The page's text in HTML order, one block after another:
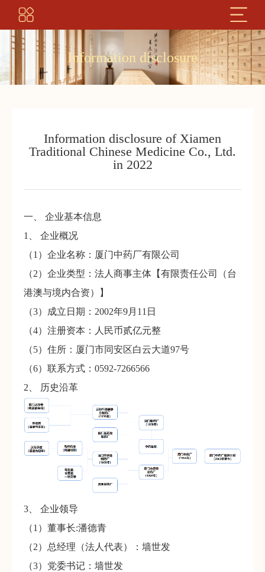
Information disclosure
Information disclosure of Xiamen
Traditional Chinese Medicine Co., Ltd.
in 2022
一、 企业基本信息
1、 企业概况
（1）企业名称：厦门中药厂有限公司
（2）企业类型：法人商事主体【有限责任公司（台
港澳与境内合资）】
（3）成立日期：2002年9月11日
（4）注册资本：人民币贰亿元整
（5）住所：厦门市同安区白云大道97号
（6）联系方式：0592-7266566
2、 历史沿革
3、 企业领导
（1）董事长:潘德青
（2）总经理（法人代表）：墙世发
（3）党委书记：墙世发